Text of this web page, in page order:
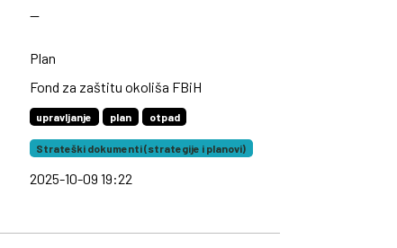
—
Plan
Fond za zaštitu okoliša FBiH
upravljanje plan otpad
Strateški dokumenti (strategije i planovi)
2025-10-09 19:22